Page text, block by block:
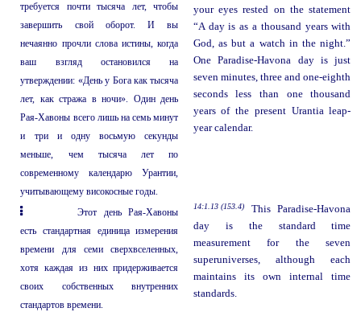
требуется почти тысяча лет, чтобы
завершить свой оборот. И вы
нечаянно прочли слова истины, когда
ваш взгляд остановился на
утверждении: «День у Бога как тысяча
лет, как стража в ночи». Один день
Рая-Хавоны всего лишь на семь минут
и три и одну восьмую секунды
меньше, чем тысяча лет по
современному календарю Урантии,
учитывающему високосные годы.
your eyes rested on the statement
“A day is as a thousand years with
God, as but a watch in the night.”
One Paradise-Havona day is just
seven minutes, three and one-eighth
seconds less than one thousand
years of the present Urantia leap-
year calendar.
Этот день Рая-Хавоны
есть стандартная единица измерения
времени для семи сверхвселенных,
хотя каждая из них придерживается
своих собственных внутренних
стандартов времени.
14:1.13 (153.4)
This Paradise-Havona
day is the standard time
measurement for the seven
superuniverses, although each
maintains its own internal time
standards.